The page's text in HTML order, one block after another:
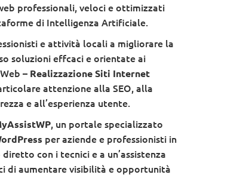
professionali, veloci e ottimizzati
di Intelligenza Artificiale.
e attività locali a migliorare la
soluzioni effcaci e orientate ai
– Realizzazione Siti Internet
attenzione alla SEO, alla
e all’esperienza utente.
, un portale specializzato
per aziende e professionisti in
con i tecnici e a un’assistenza
di aumentare visibilità e opportunità